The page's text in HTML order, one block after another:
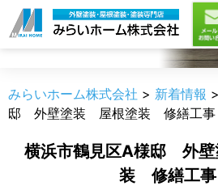
新着情報
みらいホーム株式会社 > 新着情報 >
邸 外壁塗装 屋根塗装 修繕工事
横浜市鶴見区A様邸 外
装 修繕工事